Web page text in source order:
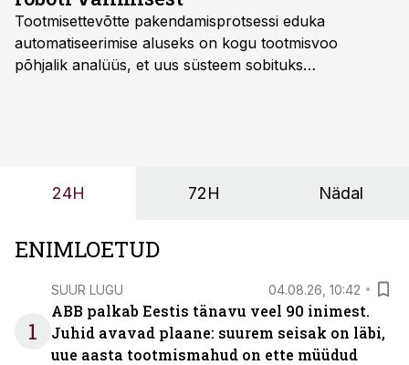
Tootmisettevõtte pakendamisprotsessi eduka
automatiseerimise aluseks on kogu tootmisvoo
põhjalik analüüs, et uus süsteem sobituks
OÜ tegevjuht Sander Mitendorf.
24H 72H Nädal
ENIMLOETUD
1
SUUR LUGU 04.08.26, 10:42
ABB palkab Eestis tänavu veel 90 inimest.
Juhid avavad plaane: suurem seisak on läbi,
uue aasta tootmismahud on ette müüdud